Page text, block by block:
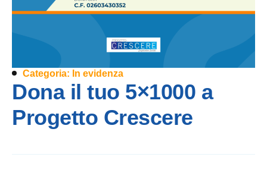
Categoria: In evidenza
Dona il tuo 5×1000 a
Progetto Crescere